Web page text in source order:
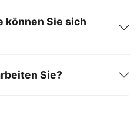
können Sie sich
Sie?